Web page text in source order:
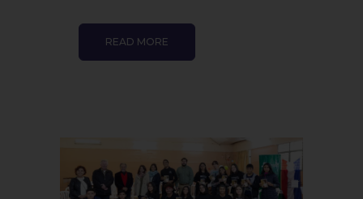
READ MORE